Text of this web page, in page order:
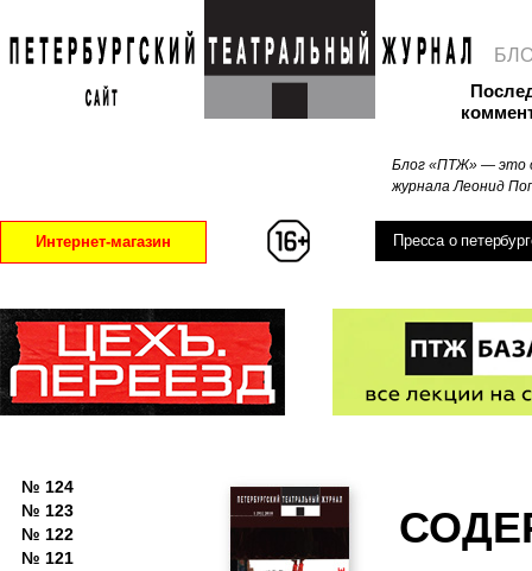
Блог «ПТЖ» — это
журнала Леонид
Интернет-магазин Пресса о
№ 124
№ 123
№ 122
№ 121